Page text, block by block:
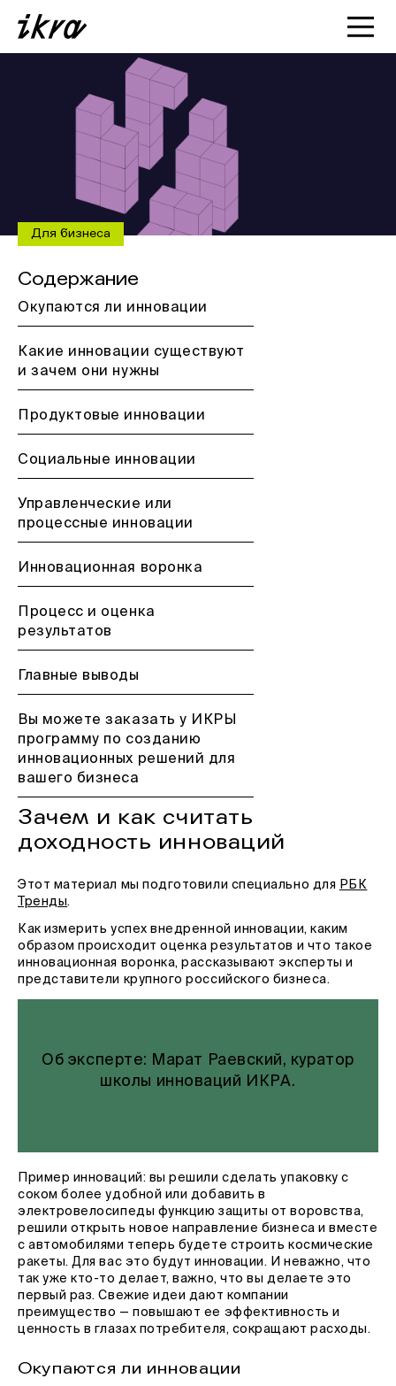
Познакомиться с ИКРОЙ
Статьи
Кейсы
О нас
Для бизнеса
Содержание
Окупаются ли инновации
Какие инновации существуют
и зачем они нужны
Продуктовые инновации
Социальные инновации
Управленческие или
процессные инновации
Инновационная воронка
Процесс и оценка
результатов
Главные выводы
Вы можете заказать у ИКРЫ
программу по созданию
инновационных решений для
вашего бизнеса
Зачем и как считать
доходность инноваций
Этот материал мы подготовили специально для РБК
Тренды.
Как измерить успех внедренной инновации, каким
образом происходит оценка результатов и что такое
инновационная воронка, рассказывают эксперты и
представители крупного российского бизнеса.
Об эксперте: Марат Раевский, куратор
школы инноваций ИКРА.
Пример инноваций: вы решили сделать упаковку с
соком более удобной или добавить в
электровелосипеды функцию защиты от воровства,
решили открыть новое направление бизнеса и вместе
с автомобилями теперь будете строить космические
ракеты. Для вас это будут инновации. И неважно, что
так уже кто-то делает, важно, что вы делаете это
первый раз. Свежие идеи дают компании
преимущество — повышают ее эффективность и
ценность в глазах потребителя, сокращают расходы.
Окупаются ли инновации